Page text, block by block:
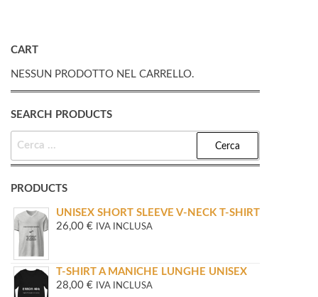
CART
NESSUN PRODOTTO NEL CARRELLO.
SEARCH PRODUCTS
RICERCA
PRODUCTS
UNISEX SHORT SLEEVE V-NECK T-SHIRT
26,00 € IVA INCLUSA
T-SHIRT A MANICHE LUNGHE UNISEX
28,00 € IVA INCLUSA